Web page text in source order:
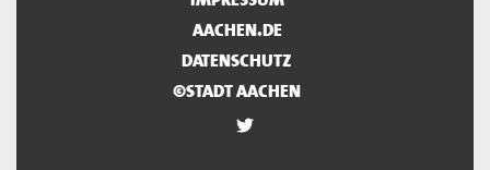
AACHEN.DE
DATENSCHUTZ
©STADT AACHEN